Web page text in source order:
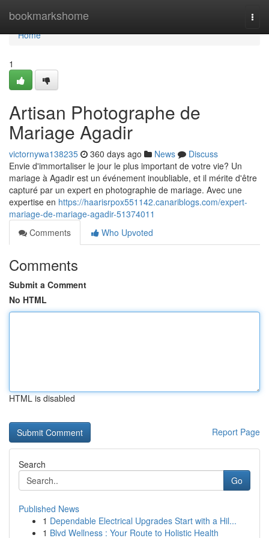
bookmarkshome
Home
Home
1
Artisan Photographe de
Mariage Agadir
victornywa138235 360 days ago News
Discuss
Envie d'immortaliser le jour le plus important de votre vie? Un
mariage à Agadir est un événement inoubliable, et il mérite d'être
capturé par un expert en photographie de mariage. Avec une
expertise en https://haarisrpox551142.canariblogs.com/expert-
mariage-de-mariage-agadir-51374011
Comments
Who Upvoted
Comments
Submit a Comment
No HTML
HTML is disabled
Report Page
Search
Go
Published News
1 Dependable Electrical Upgrades Start with a Hil...
1 Blvd Wellness : Your Route to Holistic Health